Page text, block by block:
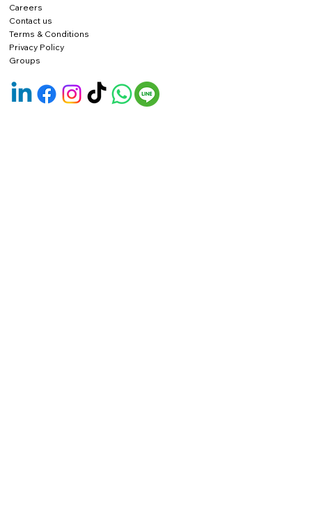
Careers
Contact us
Terms & Conditions
Privacy Policy
Groups